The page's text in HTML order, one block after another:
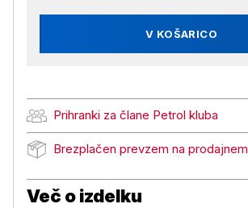
V KOŠARICO
Prihranki za člane Petrol kluba
Prihranki za člane Petrol kluba
Brezplačen prevzem na
Brezplačen prevzem na prodajnem
Več o izdelku